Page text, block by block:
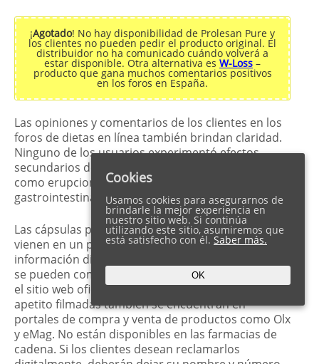
¡Agotado! No hay disponibilidad de Prolesan Pure y
los clientes no pueden pedir el producto original. El
distribuidor no ha comunicado cuándo volverá a
estar disponible. Otra alternativa es W-Loss –
producto que gana muchos comentarios positivos
en los foros en España.
Las opiniones y comentarios de los clientes en los
foros de dietas en línea también brindan claridad.
Ninguno de los usuarios experimentó efectos
secundarios desagradables y contraindicaciones,
como erupciones cutáneas, trastornos
gastrointestinales y alergias.
Las cápsulas para perder de pso Prolesan Pure
vienen en un paquete de 30 tabletas. La
información difundida por el fabricante indica que
se pueden comprar a través del servicio express en
el sitio web oficial. Las cápsulas supresoras del
apetito filmadas también se encuentran en
portales de compra y venta de productos como Olx
y eMag. No están disponibles en las farmacias de
cadena. Si los clientes desean reclamarlos
Cookies
Usamos cookies para asegurarnos de
brindarle la mejor experiencia en
nuestro sitio web. Si continúa
utilizando este sitio, asumiremos que
está satisfecho con él. Saber más.
OK